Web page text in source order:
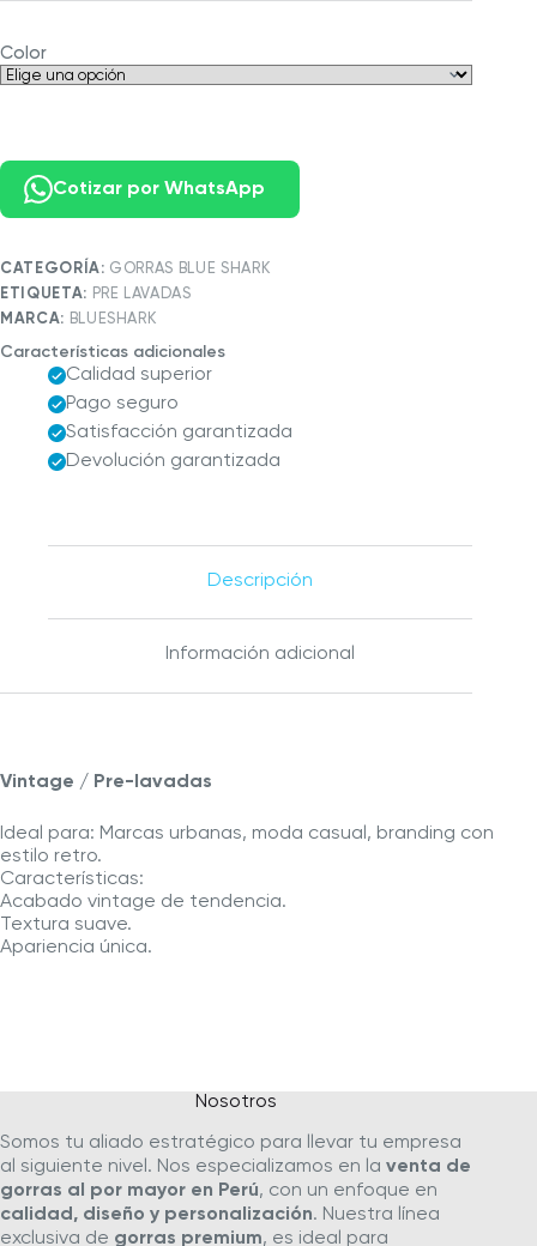
Color
Cotizar por WhatsApp
CATEGORÍA: GORRAS BLUE SHARK
ETIQUETA: PRE LAVADAS
MARCA: BLUESHARK
Características adicionales
Calidad superior
Pago seguro
Satisfacción garantizada
Devolución garantizada
Descripción
Información adicional
Vintage / Pre-lavadas
Ideal para: Marcas urbanas, moda casual, branding con
estilo retro.
Características:
Acabado vintage de tendencia.
Textura suave.
Apariencia única.
Nosotros
Somos tu aliado estratégico para llevar tu empresa
al siguiente nivel. Nos especializamos en la venta de
gorras al por mayor en Perú, con un enfoque en
calidad, diseño y personalización. Nuestra línea
exclusiva de gorras premium, es ideal para